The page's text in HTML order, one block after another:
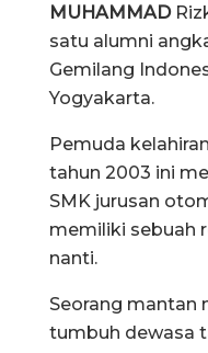
MUHAMMAD
satu alumni
Gemilang
Yogyakarta.
Pemuda
tahun 2003 ini
SMK jurusan
memiliki sebuah
nanti.
Seorang mantan
tumbuh dewasa